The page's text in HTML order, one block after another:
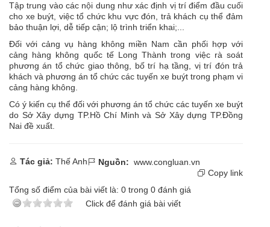
Tập trung vào các nội dung như xác định vị trí điểm đầu cuối
cho xe buýt, việc tổ chức khu vực đón, trả khách cụ thể đảm
bảo thuận lợi, dễ tiếp cận; lộ trình triển khai;...
Đối với cảng vụ hàng không miền Nam cần phối hợp với
cảng hàng không quốc tế Long Thành trong việc rà soát
phương án tổ chức giao thông, bố trí hạ tầng, vị trí đón trả
khách và phương án tổ chức các tuyến xe buýt trong phạm vi
cảng hàng không.
Có ý kiến cụ thể đối với phương án tổ chức các tuyến xe buýt
do Sở Xây dựng TP.Hồ Chí Minh và Sở Xây dựng TP.Đồng
Nai đề xuất.
Tác giả: Thế Anh Nguồn: www.congluan.vn
Copy link
Tổng số điểm của bài viết là: 0 trong 0 đánh giá
Click để đánh giá bài viết